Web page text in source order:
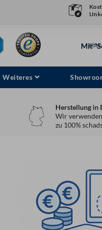
Mitüber
Weiteres
Herstellung in
Wir
zu 100%